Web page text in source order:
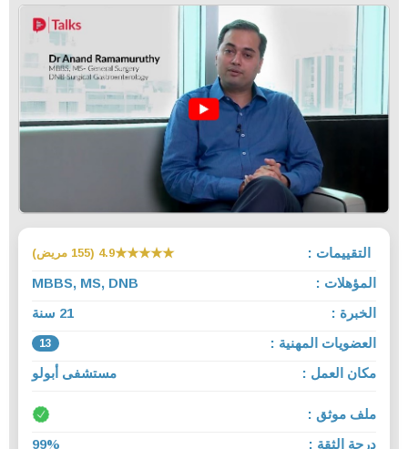
التقييمات : ★★★★★4.9 (155 مريض)
المؤهلات :
MBBS, MS, DNB
الخبرة :
21 سنة
العضويات المهنية :
13
مكان العمل : مستشفى أبولو
ملف موثق :
درجة الثقة :
99%